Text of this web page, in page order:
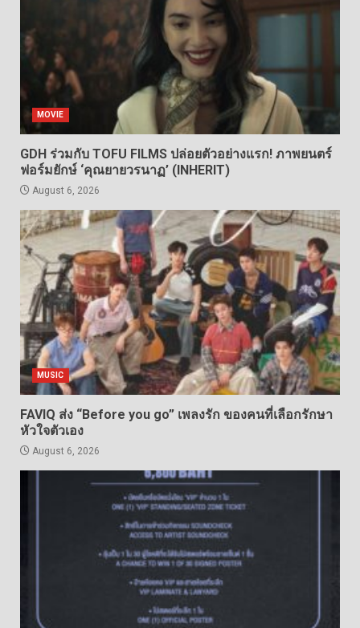
MOVIE
GDH ร่วมกับ TOFU FILMS ปล่อยตัวอย่างแรก! ภาพยนตร์
ฟอร์มยักษ์ ‘คุณยายวรนาฏ’ (INHERIT)
August 6, 2026
MUSIC
FAVIQ ส่ง “Before you go” เพลงรัก ของคนที่เลือกรักษา
หัวใจตัวเอง
August 6, 2026